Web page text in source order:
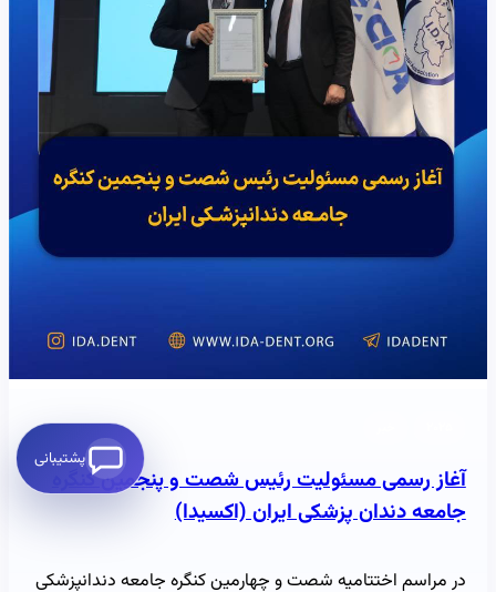
آغاز رسمی مسئولیت رئیس شصت و پنجمین کنگره
جامعه دندان پزشکی ایران (اکسیدا)
در مراسم اختتامیه شصت و چهارمین کنگره جامعه دندانپزشکی
پشتیبانی